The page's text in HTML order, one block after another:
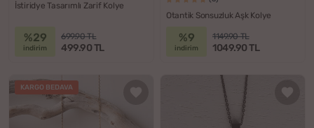
İstiridye Tasarımlı Zarif Kolye
%29
indirim
699.90 TL
499.90 TL
Otantik Sonsuzluk Aşk Kolye
%9
indirim
1149.90 TL
1049.90 TL
KARGO BEDAVA